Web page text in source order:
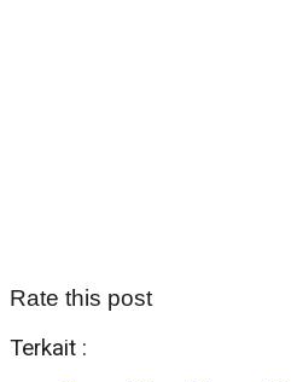
Rate this post
Terkait :